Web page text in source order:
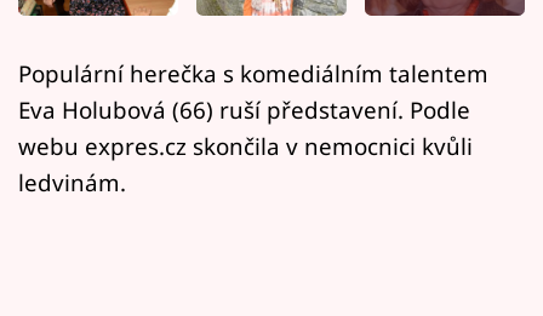
Mámy sobě
Přihlášení
Sledujte nás
Populární herečka s komediálním talentem
Eva Holubová (66) ruší představení. Podle
webu expres.cz skončila v nemocnici kvůli
ledvinám.